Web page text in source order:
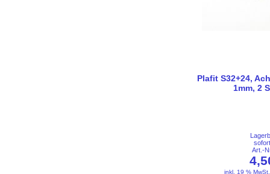
Plafit S32+24,
1mm, 2
Art.-
inkl. 19 %